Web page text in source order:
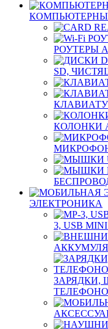
РОУТЕРЫ
SD,
КОЛОНКИ
ЭЛЕКТРОНИКА
3, USB
ЗАРЯДКИ,